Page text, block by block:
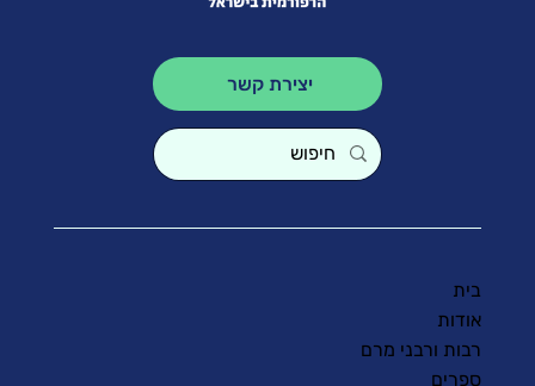
יצירת קשר
בית
אודות
רבות ורבני מרם
ספרים